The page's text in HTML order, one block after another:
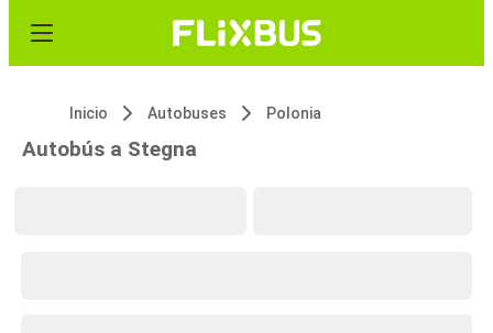
Inicio Autobuses Polonia
Autobús a Stegna